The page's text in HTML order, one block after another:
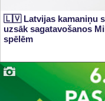
🇱🇻 Latvijas kamaniņu
uzsāk sagatavošanos
spēlēm